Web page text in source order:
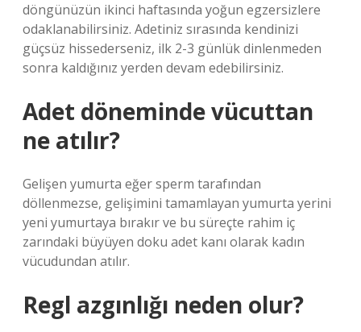
döngünüzün ikinci haftasında yoğun egzersizlere
odaklanabilirsiniz. Adetiniz sırasında kendinizi
güçsüz hissederseniz, ilk 2-3 günlük dinlenmeden
sonra kaldığınız yerden devam edebilirsiniz.
Adet döneminde vücuttan
ne atılır?
Gelişen yumurta eğer sperm tarafından
döllenmezse, gelişimini tamamlayan yumurta yerini
yeni yumurtaya bırakır ve bu süreçte rahim iç
zarındaki büyüyen doku adet kanı olarak kadın
vücudundan atılır.
Regl azgınlığı neden olur?